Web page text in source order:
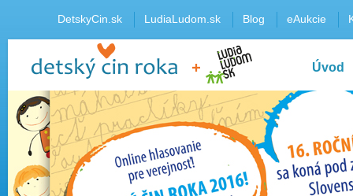
DetskyCin.sk LudiaLudom.sk Blog eAukcie
Úvod